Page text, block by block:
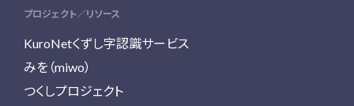
プロジェクト／リソース
KuroNetくずし字認識サービス
みを（miwo）
つくしプロジェクト